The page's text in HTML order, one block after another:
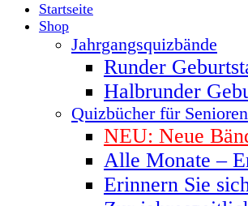
Startseite
Shop
Jahrgangsquizbände
Runder
Halbrunder
Quizbücher für Senioren
NEU: Neue
Alle Monate –
Erinnern Sie